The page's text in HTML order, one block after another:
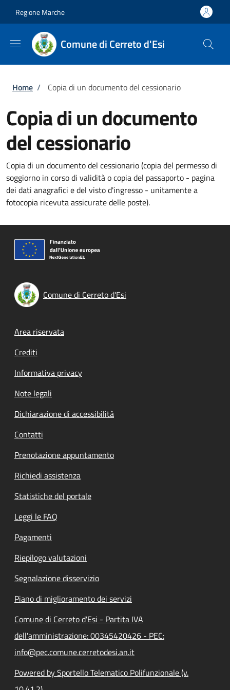
Regione Marche
Comune di Cerreto d'Esi
Briciole di pane
Home / Copia di un documento del cessionario
Copia di un documento
del cessionario
Copia di un documento del cessionario (copia del permesso di
soggiorno in corso di validità o copia del passaporto - pagina
dei dati anagrafici e del visto d'ingresso - unitamente a
fotocopia ricevuta assicurate delle poste).
Comune di Cerreto d'Esi
Footer menu
Area riservata
Crediti
Informativa privacy
Note legali
Dichiarazione di accessibilità
Contatti
Prenotazione appuntamento
Richiedi assistenza
Statistiche del portale
Leggi le FAQ
Pagamenti
Riepilogo valutazioni
Segnalazione disservizio
Piano di miglioramento dei servizi
Comune di Cerreto d'Esi - Partita IVA
dell'amministrazione: 00345420426 - PEC:
info@pec.comune.cerretodesi.an.it
Powered by Sportello Telematico Polifunzionale (v.